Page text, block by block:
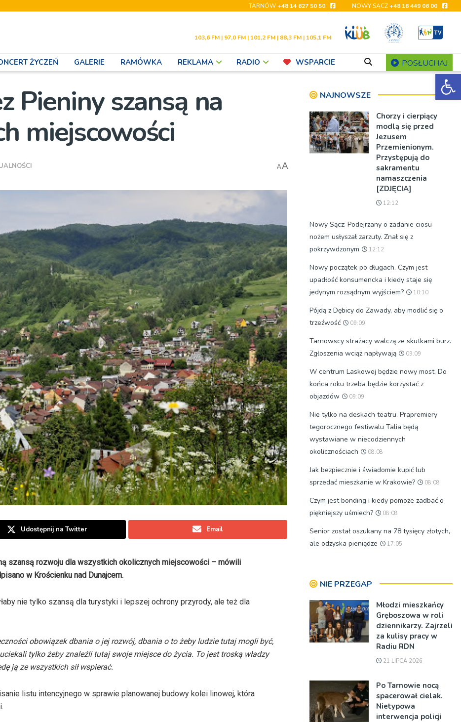
TARNÓW+48 14 627 50 50 NOWY SĄCZ+48 18 449 06 00
103,6 FM | 97,0 FM | 101,2 FM | 88,3 FM | 105,1 FM
ŻYCZEŃ GALERIE RAMÓWKA REKLAMA RADIO WSPARCIE POSŁUCHAJ
Pieniny szansą na
miejscowości
AA
Udostępnij na Twitter Email
szansą rozwoju dla wszystkich okolicznych miejscowości – mówili
w Krościenku nad Dunajcem.
nie tylko szansą dla turystyki i lepszej ochrony przyrody, ale też dla
obowiązek dbania o jej rozwój, dbania o to żeby ludzie tutaj mogli być,
tylko żeby znaleźli tutaj swoje miejsce do życia. To jest troską władzy
ją ze wszystkich sił wspierać.
listu intencyjnego w sprawie planowanej budowy kolei linowej, która
NAJNOWSZE
Chorzy i cierpiący
modlą się przed
Jezusem
Przemienionym.
Przystępują do
sakramentu
namaszczenia
[ZDJĘCIA]
12:12
Nowy Sącz: Podejrzany o zadanie ciosu
nożem usłyszał zarzuty. Znał się z
pokrzywdzonym
12:12
Nowy początek po długach. Czym jest
upadłość konsumencka i kiedy staje się
jedynym rozsądnym wyjściem?
10:10
Pójdą z Dębicy do Zawady, aby modlić się o
trzeźwość
09:09
Tarnowscy strażacy walczą ze skutkami burz.
Zgłoszenia wciąż napływają
09:09
W centrum Laskowej będzie nowy most. Do
końca roku trzeba będzie korzystać z
objazdów
09:09
Nie tylko na deskach teatru. Prapremiery
tegorocznego festiwalu Talia będą
wystawiane w niecodziennych
okolicznościach
08:08
Jak bezpiecznie i świadomie kupić lub
sprzedać mieszkanie w Krakowie?
08:08
Czym jest bonding i kiedy pomoże zadbać o
piękniejszy uśmiech?
08:08
Senior został oszukany na 78 tysięcy złotych,
ale odzyska pieniądze
17:05
NIE PRZEGAP
Młodzi mieszkańcy
Gręboszowa w roli
dziennikarzy. Zajrzeli
za kulisy pracy w
Radiu RDN
21 LIPCA 2026
Po Tarnowie nocą
spacerował cielak.
Nietypowa
interwencja policji